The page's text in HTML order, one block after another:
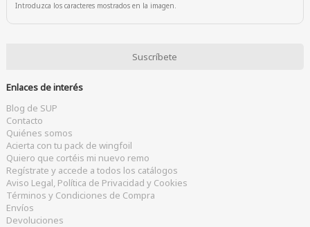
Introduzca los caracteres mostrados en la imagen.
Enlaces de interés
Blog de SUP
Contacto
Quiénes somos
Acierta con tu pack de wingfoil
Quiero que cortéis mi nuevo remo
Regístrate y accede a todos los catálogos
Aviso Legal, Política de Privacidad y Cookies
Términos y Condiciones de Compra
Envíos
Devoluciones